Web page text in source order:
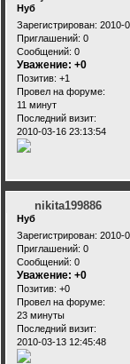
Нуб
Зарегистрирован: 2010-
Приглашений: 0
Сообщений: 0
Уважение: +0
Позитив: +1
Провел на форуме:
11 минут
Последний визит:
2010-03-16 23:13:54
nikita199886
Нуб
Зарегистрирован: 2010-
Приглашений: 0
Сообщений: 0
Уважение: +0
Позитив: +0
Провел на форуме:
23 минуты
Последний визит:
2010-03-13 12:45:48